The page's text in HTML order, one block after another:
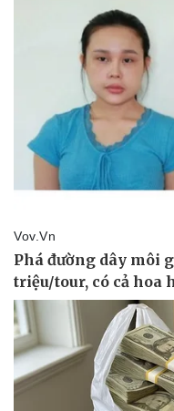
Thể thao
Bóng đá
Lịch thi đấu bóng đá
Thế giới thể thao
eSports